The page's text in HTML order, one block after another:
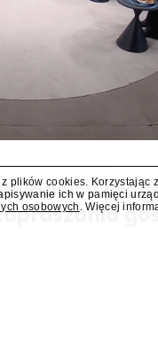
plików cookies.
ich w pamięci
osobowych . Więcej